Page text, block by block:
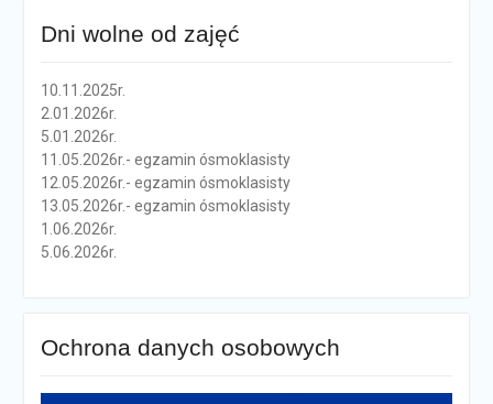
Dni wolne od zajęć
10.11.2025r.
2.01.2026r.
5.01.2026r.
11.05.2026r.- egzamin ósmoklasisty
12.05.2026r.- egzamin ósmoklasisty
13.05.2026r.- egzamin ósmoklasisty
1.06.2026r.
5.06.2026r.
Ochrona danych osobowych